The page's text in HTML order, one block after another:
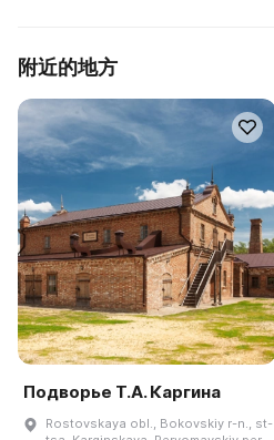
附近的地方
Подворье Т.А. Каргина
Rostovskaya obl., Bokovskiy r-n., st-